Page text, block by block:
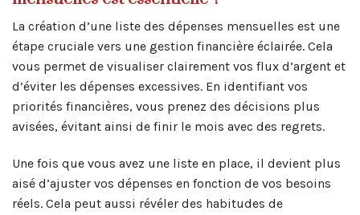
La création d’une liste des dépenses mensuelles est une
étape cruciale vers une gestion financière éclairée. Cela
vous permet de visualiser clairement vos flux d’argent et
d’éviter les dépenses excessives. En identifiant vos
priorités financières, vous prenez des décisions plus
avisées, évitant ainsi de finir le mois avec des regrets.
Une fois que vous avez une liste en place, il devient plus
aisé d’ajuster vos dépenses en fonction de vos besoins
réels. Cela peut aussi révéler des habitudes de